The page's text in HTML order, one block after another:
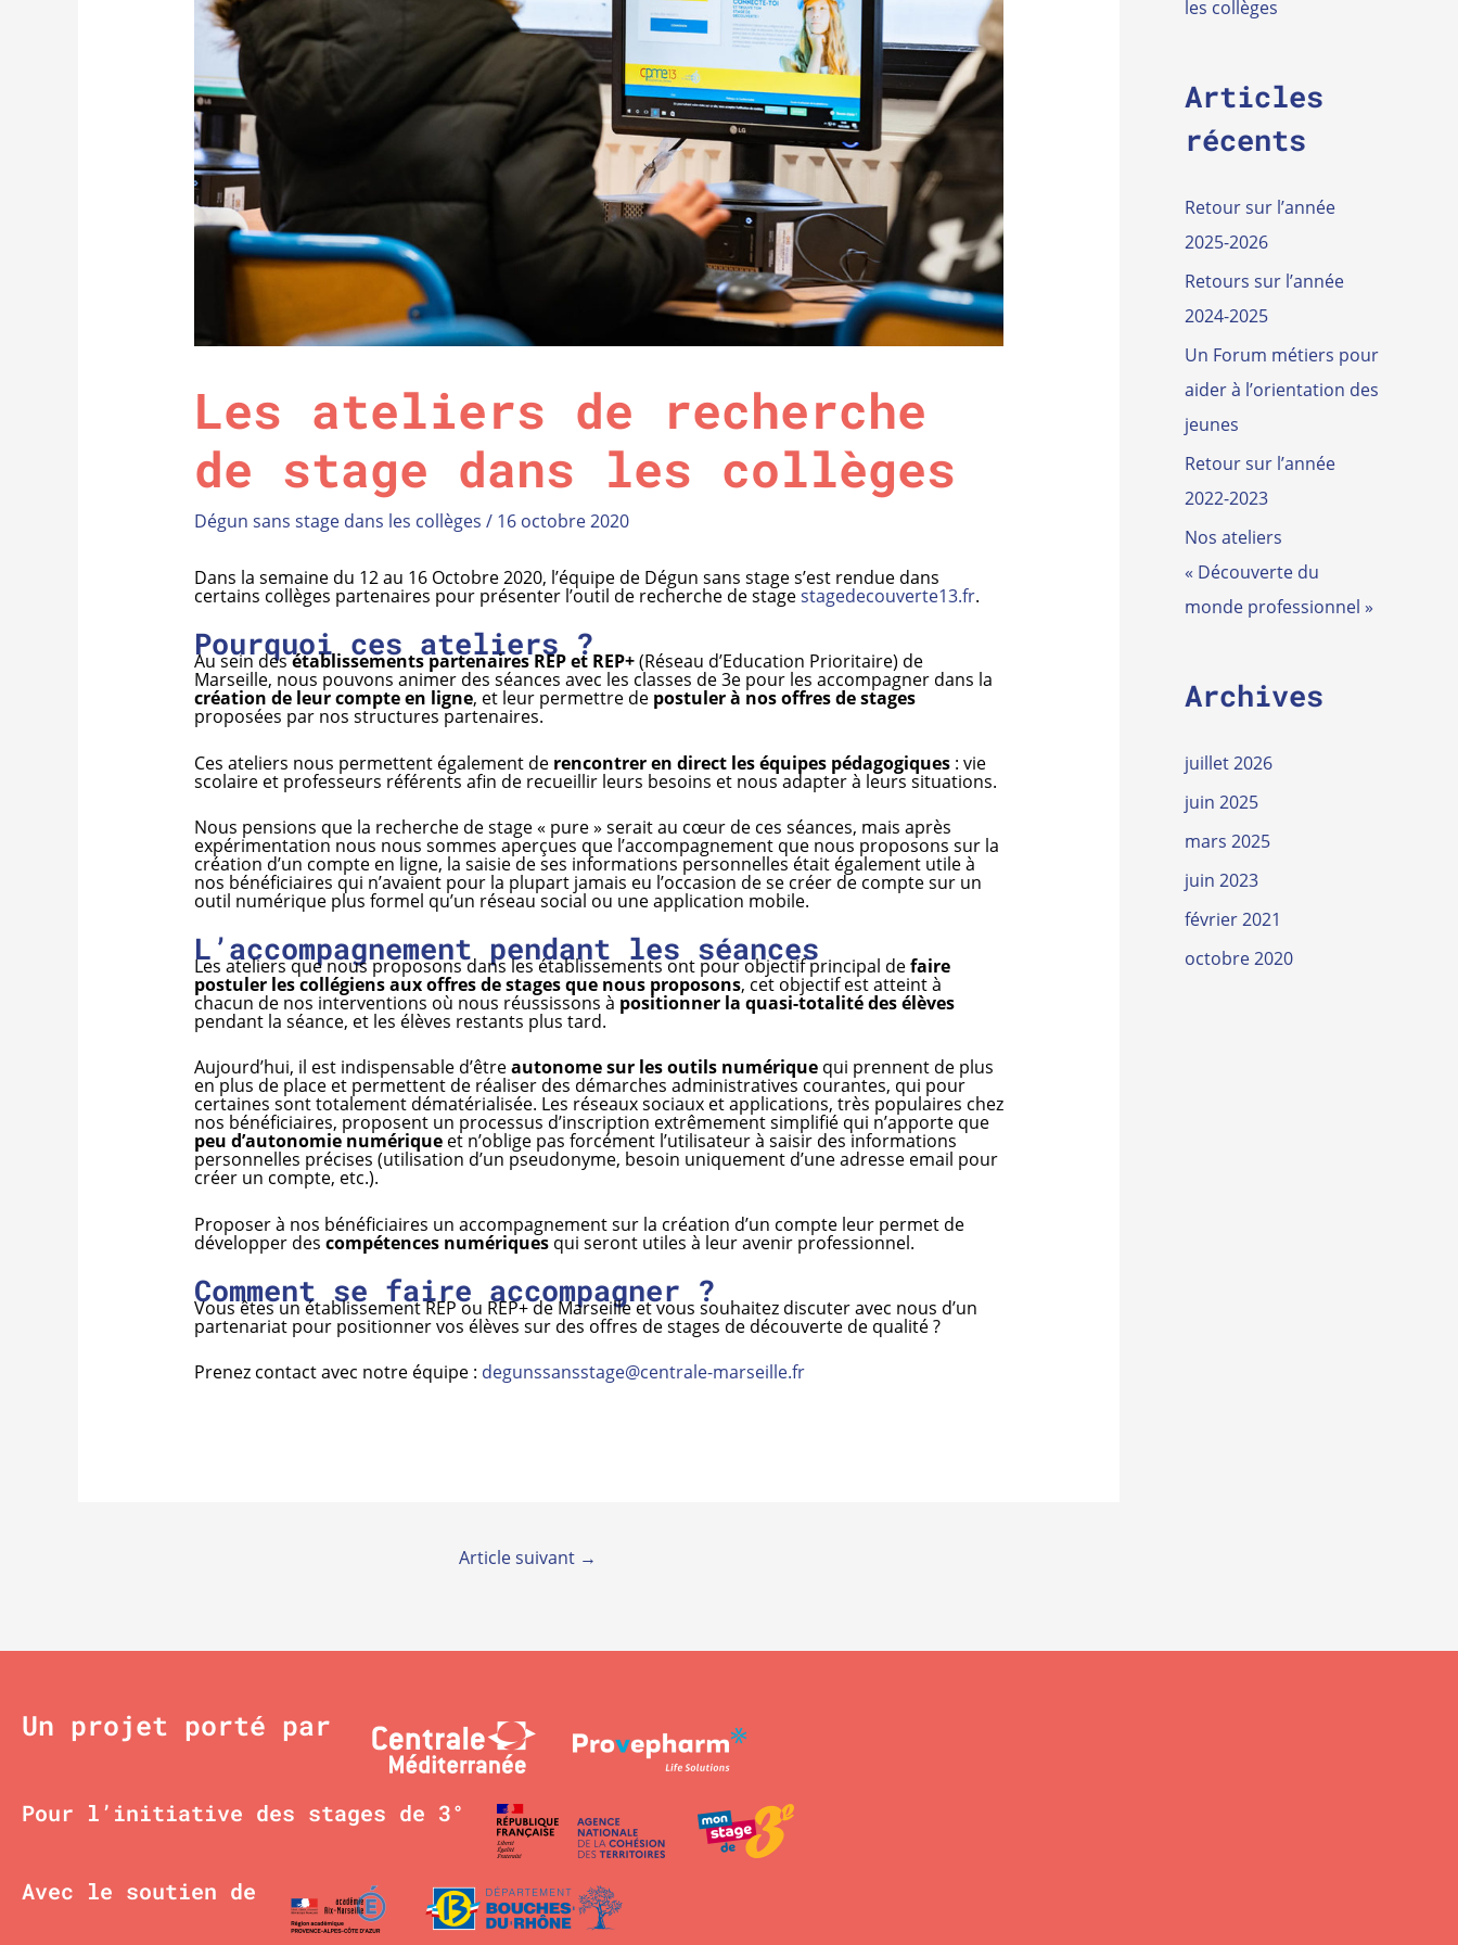
Les ateliers de recherche
de stage dans les collèges
Dégun sans stage dans les collèges / 16 octobre 2020
Dans la semaine du 12 au 16 Octobre 2020, l’équipe de Dégun sans stage s’est rendue dans
certains collèges partenaires pour présenter l’outil de recherche de stagestagedecouverte13.fr.
Pourquoi ces ateliers ?
Au sein desétablissements partenaires REP et REP+(Réseau d’Education Prioritaire) de
Marseille, nous pouvons animer des séances avec les classes de 3e pour les accompagner dans la
création de leur compte en ligne, et leur permettre de postuler à nos offres de stages
proposées par nos structures partenaires.
Ces ateliers nous permettent également de rencontrer en direct les équipes pédagogiques: vie
scolaire et professeurs référents afin de recueillir leurs besoins et nous adapter à leurs situations.
Nous pensions que la recherche de stage « pure » serait au cœur de ces séances, mais après
expérimentation nous nous sommes aperçues que l’accompagnement que nous proposons sur la
création d’un compte en ligne, la saisie de ses informations personnelles était également utile à
nos bénéficiaires qui n’avaient pour la plupart jamais eu l’occasion de se créer de compte sur un
outil numérique plus formel qu’un réseau social ou une application mobile.
L’accompagnement pendant les séances
Les ateliers que nous proposons dans les établissements ont pour objectif principal defaire
postuler les collégiens aux offres de stages que nous proposons, cet objectif est atteint à
chacun de nos interventions où nous réussissons à positionner la quasi-totalité des élèves
pendant la séance, et les élèves restants plus tard.
Aujourd’hui, il est indispensable d’êtreautonome sur les outils numériquequi prennent de plus
en plus de place et permettent de réaliser des démarches administratives courantes, qui pour
certaines sont totalement dématérialisée. Les réseaux sociaux et applications, très populaires chez
nos bénéficiaires, proposent un processus d’inscription extrêmement simplifié qui n’apporte que
peu d’autonomie numériqueet n’oblige pas forcément l’utilisateur à saisir des informations
personnelles précises (utilisation d’un pseudonyme, besoin uniquement d’une adresse email pour
créer un compte, etc.).
Proposer à nos bénéficiaires un accompagnement sur la création d’un compte leur permet de
développer des compétences numériquesqui seront utiles à leur avenir professionnel.
Comment se faire accompagner ?
Vous êtes un établissement REP ou REP+ de Marseille et vous souhaitez discuter avec nous d’un
partenariat pour positionner vos élèves sur des offres de stages de découverte de qualité ?
Prenez contact avec notre équipe : degunssansstage@centrale-marseille.fr
Article suivant →
e
les collèges
Articles
récents
Retour sur l’année
2025-2026
Retours sur l’année
2024-2025
Un Forum métiers pour
aider à l’orientation des
jeunes
Retour sur l’année
2022-2023
Nos ateliers
« Découverte du
monde professionnel »
Archives
juillet 2026
juin 2025
mars 2025
juin 2023
février 2021
octobre 2020
Un projet porté par
Pour l’initiative des stages de 3°
Avec le soutien de